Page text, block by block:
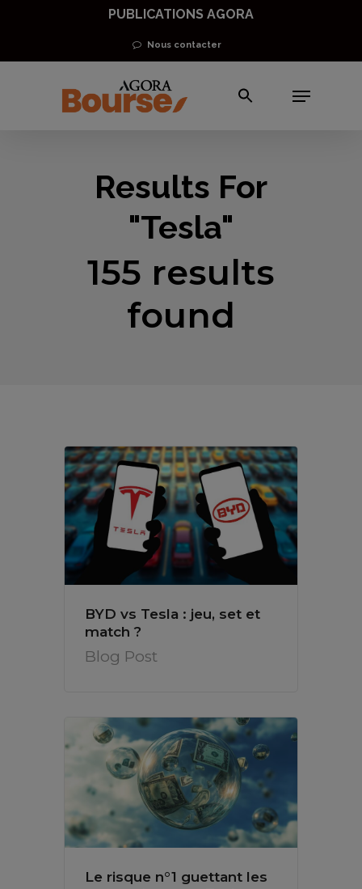
main
PUBLICATIONS AGORA
Nous contacter
Menu
Results For
"Tesla"
155 results
found
BYD vs Tesla : jeu, set et
match ?
Blog Post
Le risque n°1 guettant les